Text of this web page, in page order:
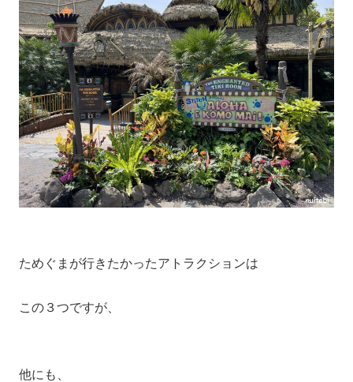
ためぐまが行きたかったアトラクションは
この３つですが、
他にも、